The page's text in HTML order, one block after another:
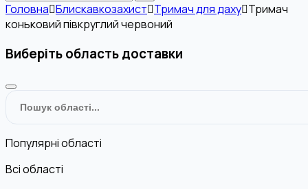
Головна Блискавкозахист Тримач для даху Тримач
коньковий півкруглий червоний
Виберіть область доставки
Популярні області
Всі області